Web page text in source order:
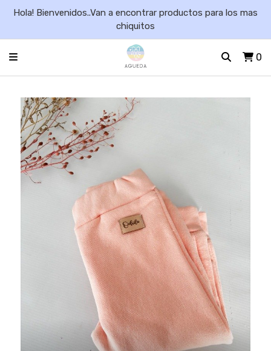
Hola! Bienvenidos..Van a encontrar productos para los mas
chiquitos
0